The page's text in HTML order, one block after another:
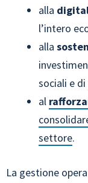
alla
l’intero
alla
sociali e
al
settore.
La gestione